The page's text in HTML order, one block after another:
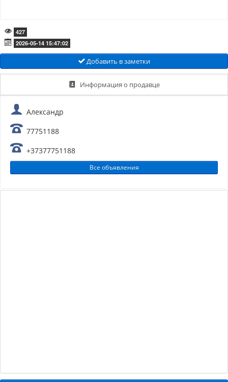
427
2026-05-14 15:47:02
Добавить в заметки
Информация о продавце
Александр
77751188
+37377751188
Все объявления